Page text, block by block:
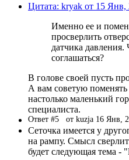
Цитата: kryak от 15 Янв,
Именно ее и
просверлить
датчика давления.
соглашаться?
В голове своей пусть
А вам советую
настолько маленький
специалиста.
Ответ #5 от kuzja 16 Янв,
Сеточка имеется у
на рампу. Смысл
будет следующая тема -